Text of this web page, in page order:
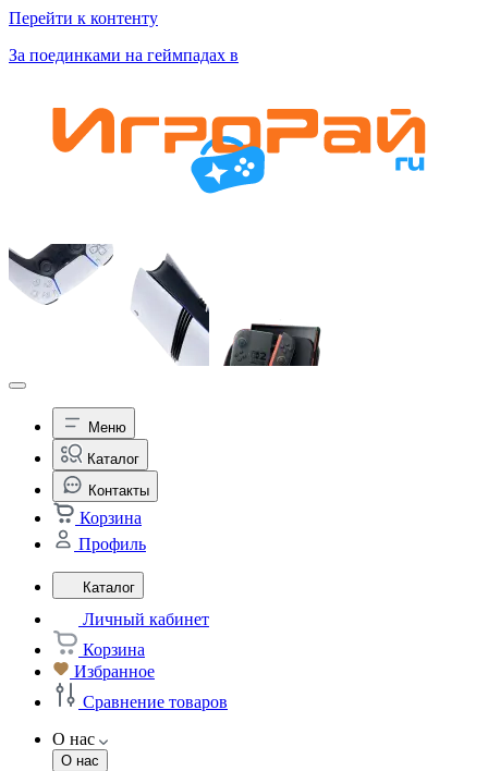
Перейти к контенту
За поединками на геймпадах в
Меню
Каталог
Контакты
Корзина
Профиль
Каталог
Личный кабинет
Корзина
Избранное
Сравнение товаров
О нас
О нас